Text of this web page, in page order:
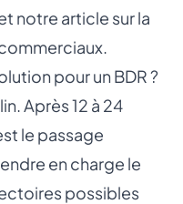
notre article sur la
.
pour un BDR ?
Après 12 à 24
le passage
en charge le
possibles